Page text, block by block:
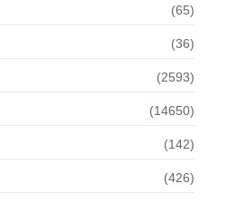
(65)
(36)
(2593)
(14650)
(142)
(426)